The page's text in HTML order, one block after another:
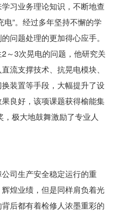
习业务理论知识，不断地查
电”。经过多年坚持不懈的学
问题处理的更加得心应手。
～3次晃电的问题，他研究关
流支撑技术、抗晃电模块、
装置等手段，大幅提升了设
良好，该项课题获得榆能集
极大地鼓舞激励了专业人
司生产安全稳定运行的重
煌业绩，但是同样肩负着光
后都有着检修人浓墨重彩的